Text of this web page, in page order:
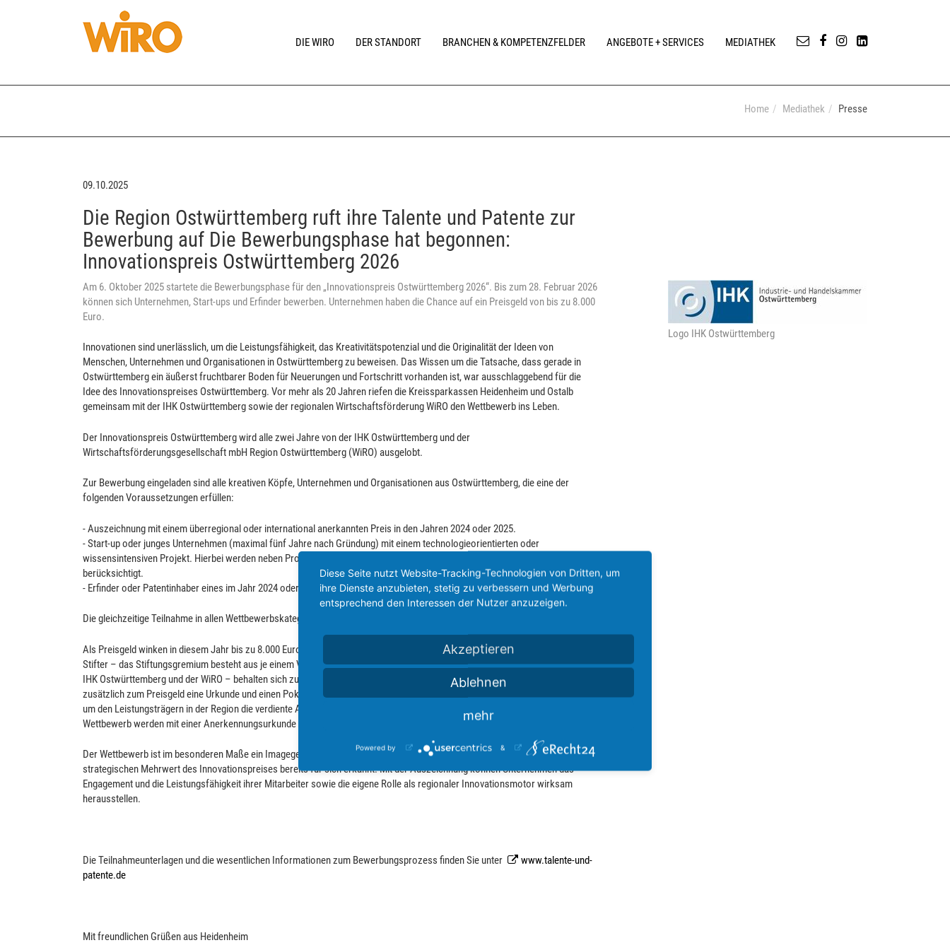
DIE WIRO DER STANDORT BRANCHEN & KOMPETENZFELDER ANGEBOTE + SERVICES MEDIATHEK
Home Mediathek Presse
09.10.2025
Die Region Ostwürttemberg ruft ihre Talente und Patente zur
Bewerbung auf Die Bewerbungsphase hat begonnen:
Innovationspreis Ostwürttemberg 2026
Am 6. Oktober 2025 startete die Bewerbungsphase für den „Innovationspreis Ostwürttemberg 2026“. Bis zum 28. Februar 2026
können sich Unternehmen, Start-ups und Erfinder bewerben. Unternehmen haben die Chance auf ein Preisgeld von bis zu 8.000
Euro.
Innovationen sind unerlässlich, um die Leistungsfähigkeit, das Kreativitätspotenzial und die Originalität der Ideen von
Menschen, Unternehmen und Organisationen in Ostwürttemberg zu beweisen. Das Wissen um die Tatsache, dass gerade in
Ostwürttemberg ein äußerst fruchtbarer Boden für Neuerungen und Fortschritt vorhanden ist, war ausschlaggebend für die
Idee des Innovationspreises Ostwürttemberg. Vor mehr als 20 Jahren riefen die Kreissparkassen Heidenheim und Ostalb
gemeinsam mit der IHK Ostwürttemberg sowie der regionalen Wirtschaftsförderung WiRO den Wettbewerb ins Leben.
Der Innovationspreis Ostwürttemberg wird alle zwei Jahre von der IHK Ostwürttemberg und der
Wirtschaftsförderungsgesellschaft mbH Region Ostwürttemberg (WiRO) ausgelobt.
Zur Bewerbung eingeladen sind alle kreativen Köpfe, Unternehmen und Organisationen aus Ostwürttemberg, die eine der
folgenden Voraussetzungen erfüllen:
- Auszeichnung mit einem überregional oder international anerkannten Preis in den Jahren 2024 oder 2025.
- Start-up oder junges Unternehmen (maximal fünf Jahre nach Gründung) mit einem technologieorientierten oder
wissensintensiven Projekt. Hierbei werden neben Produktinnovationen auch innovative Geschäftsmodelle und Services
berücksichtigt.
- Erfinder oder Patentinhaber eines im Jahr 2024 oder 2025 erteilten Patents.
Die gleichzeitige Teilnahme in allen Wettbewerbskategorien ist möglich, je Kategorie ist jedoch nur eine Bewerbung zugelassen.
Als Preisgeld winken in diesem Jahr bis zu 8.000 Euro, die auf die verschiedenen Kategorien aufgeteilt werden können. Die
Stifter – das Stiftungsgremium besteht aus je einem Vertreter der Kreissparkasse Ostalb, der Kreissparkasse Heidenheim, der
IHK Ostwürttemberg und der WiRO – behalten sich zudem die Vergabe zusätzlicher Sonderpreise vor. Die Preisträger erhalten
zusätzlich zum Preisgeld eine Urkunde und einen Pokal. Der Innovationspreis bietet eine öffentlichkeitswirksame Plattform,
um den Leistungsträgern in der Region die verdiente Aufmerksamkeit zukommen zu lassen. Alle übrigen Teilnehmer am
Wettbewerb werden mit einer Anerkennungsurkunde ausgezeichnet.
Der Wettbewerb ist im besonderen Maße ein Imagegewinn für die Teilnehmer. Viele Unternehmen in der Region haben den
strategischen Mehrwert des Innovationspreises bereits für sich erkannt. Mit der Auszeichnung können Unternehmen das
Engagement und die Leistungsfähigkeit ihrer Mitarbeiter sowie die eigene Rolle als regionaler Innovationsmotor wirksam
herausstellen.
Die Teilnahmeunterlagen und die wesentlichen Informationen zum Bewerbungsprozess finden Sie unter
www.talente-und-
patente.de
Mit freundlichen Grüßen aus Heidenheim
Logo IHK Ostwürttemberg
Diese Seite nutzt Website-Tracking-Technologien von Dritten, um
ihre Dienste anzubieten, stetig zu verbessern und Werbung
entsprechend den Interessen der Nutzer anzuzeigen.
Akzeptieren
Ablehnen
mehr
Powered by &